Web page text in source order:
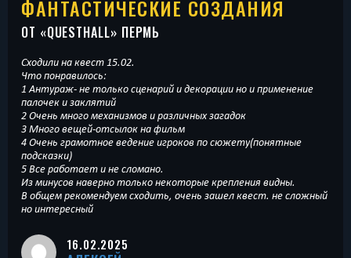
ФАНТАСТИЧЕСКИЕ СОЗДАНИЯ
ОТ «QUESTHALL» ПЕРМЬ
Сходили на квест 15.02.
Что понравилось:
1 Антураж- не только сценарий и декорации но и применение
палочек и заклятий
2 Очень много механизмов и различных загадок
3 Много вещей-отсылок на фильм
4 Очень грамотное ведение игроков по сюжету(понятные
подсказки)
5 Все работает и не сломано.
Из минусов наверно только некоторые крепления видны.
В общем рекомендуем сходить, очень зашел квест. не сложный
но интересный
16.02.2025